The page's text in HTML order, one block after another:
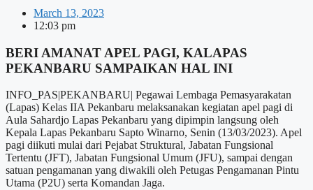
March 13, 2023
12:03 pm
BERI AMANAT APEL PAGI, KALAPAS
PEKANBARU SAMPAIKAN HAL INI
INFO_PAS|PEKANBARU| Pegawai Lembaga Pemasyarakatan
(Lapas) Kelas IIA Pekanbaru melaksanakan kegiatan apel pagi di
Aula Sahardjo Lapas Pekanbaru yang dipimpin langsung oleh
Kepala Lapas Pekanbaru Sapto Winarno, Senin (13/03/2023). Apel
pagi diikuti mulai dari Pejabat Struktural, Jabatan Fungsional
Tertentu (JFT), Jabatan Fungsional Umum (JFU), sampai dengan
satuan pengamanan yang diwakili oleh Petugas Pengamanan Pintu
Utama (P2U) serta Komandan Jaga.